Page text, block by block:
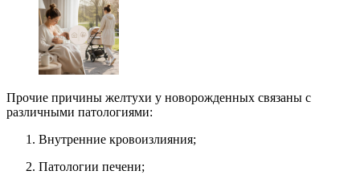
Прочие причины желтухи у новорожденных связаны с
различными патологиями:
Внутренние кровоизлияния;
Патологии печени;